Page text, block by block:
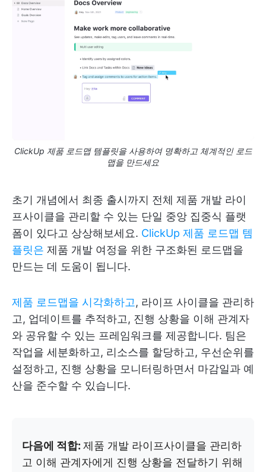
ClickUp 제품 로드맵 템플릿을 사용하여 명확하고 체계적인 로드
맵을 만드세요
초기 개념에서 최종 출시까지 전체 제품 개발 라이
프사이클을 관리할 수 있는 단일 중앙 집중식 플랫
폼이 있다고 상상해보세요. ClickUp 제품 로드맵 템
플릿은 제품 개발 여정을 위한 구조화된 로드맵을
만드는 데 도움이 됩니다.
제품 로드맵을 시각화하고 , 라이프 사이클을 관리하
고, 업데이트를 추적하고, 진행 상황을 이해 관계자
와 공유할 수 있는 프레임워크를 제공합니다. 팀은
작업을 세분화하고, 리소스를 할당하고, 우선순위를
설정하고, 진행 상황을 모니터링하면서 마감일과 예
산을 준수할 수 있습니다.
다음에 적합: 제품 개발 라이프사이클을 관리하
고 이해 관계자에게 진행 상황을 전달하기 위해